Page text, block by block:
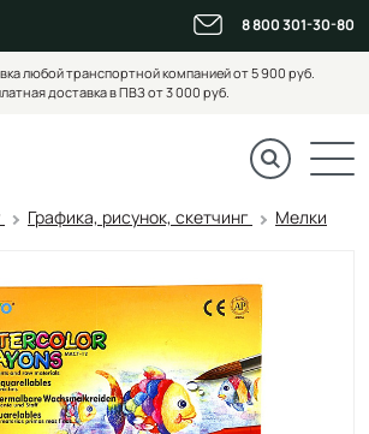
8 800 301-30-80
любой транспортной компанией от 5 900 руб.
доставка в ПВЗ от 3 000 руб.
Графика, рисунок, скетчинг Мелки